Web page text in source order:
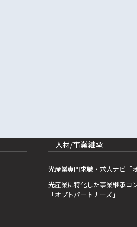
人材/事業継承
光産業専門求職・求人ナビ「
光産業に特化した事業継承コ
「オプトパートナーズ」